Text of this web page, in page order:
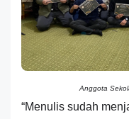
Anggota
“Menulis sudah